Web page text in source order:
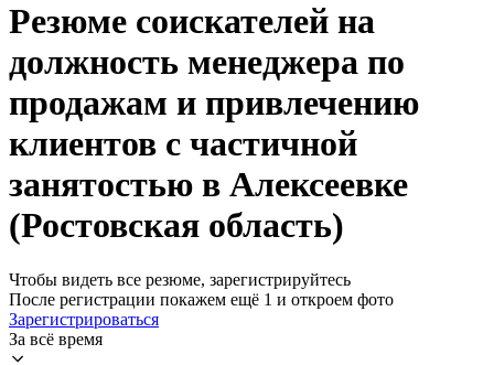
Резюме соискателей на
должность менеджера по
продажам и привлечению
клиентов с частичной
занятостью в Алексеевке
(Ростовская область)
Чтобы видеть все резюме, зарегистрируйтесь
После регистрации покажем ещё 1 и откроем фото
Зарегистрироваться
За всё время